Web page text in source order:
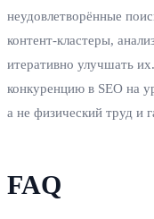
неудовлетворённые
контент‑кластеры,
итеративно улучшать
конкуренцию в SEO на
а не физический труд и
FAQ